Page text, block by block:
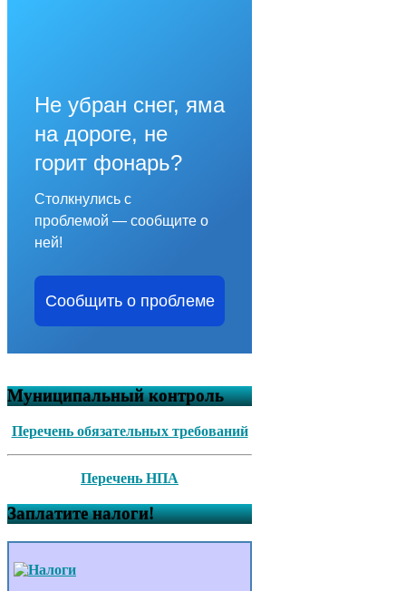
Не убран снег, яма
на дороге, не
горит фонарь?
Столкнулись с
проблемой — сообщите о
ней!
Сообщить о проблеме
Муниципальный контроль
Перечень обязательных требований
Перечень НПА
Заплатите налоги!